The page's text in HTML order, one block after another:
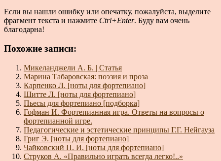
Если вы нашли ошибку или опечатку, пожалуйста, выделите
фрагмент текста и нажмите Ctrl+Enter. Буду вам очень
благодарна!
Похожие записи:
Микеланджели А. Б. | Статья
Марина Табаровская: поэзия и проза
Карпенко Л. [ноты для фортепиано]
Шитте Л. [ноты для фортепиано]
Пьесы для фортепиано [подборка]
Гофман И. Фортепианная игра. Ответы на вопросы о
фортепианной игре.
Педагогические и эстетические принципы Г.Г. Нейгауза
Григ Э. [ноты для фортепиано]
Чайковский П. И. [ноты для фортепиано]
Струков А. «Правильно играть всегда легко!..»